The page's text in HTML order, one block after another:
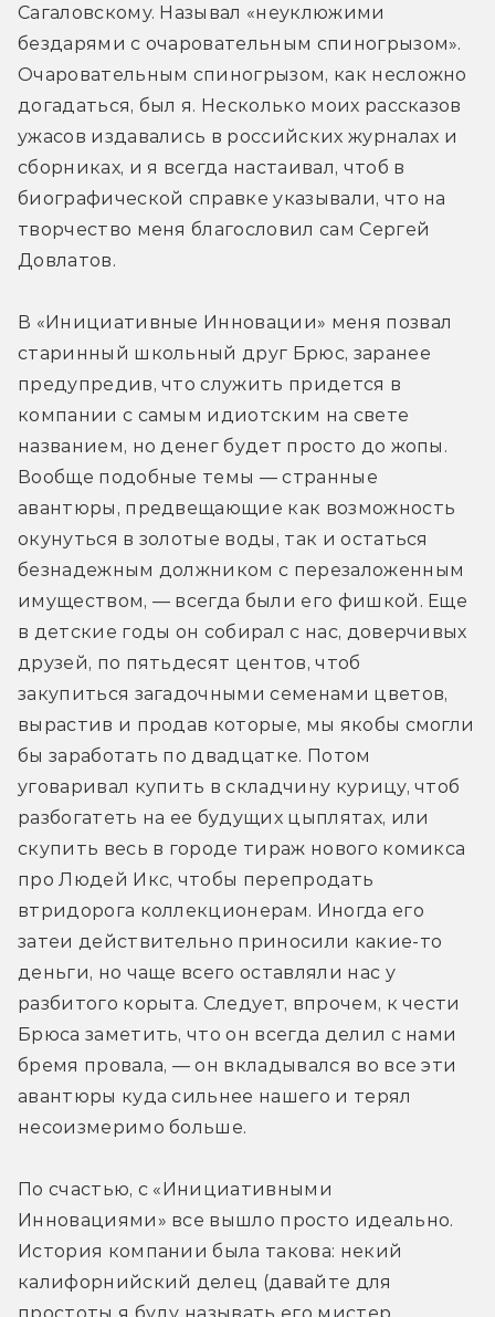
Сагаловскому. Называл «неуклюжими
бездарями с очаровательным спиногрызом».
Очаровательным спиногрызом, как несложно
догадаться, был я. Несколько моих рассказов
ужасов издавались в российских журналах и
сборниках, и я всегда настаивал, чтоб в
биографической справке указывали, что на
творчество меня благословил сам Сергей
Довлатов.
В «Инициативные Инновации» меня позвал
старинный школьный друг Брюс, заранее
предупредив, что служить придется в
компании с самым идиотским на свете
названием, но денег будет просто до жопы.
Вообще подобные темы — странные
авантюры, предвещающие как возможность
окунуться в золотые воды, так и остаться
безнадежным должником с перезаложенным
имуществом, — всегда были его фишкой. Еще
в детские годы он собирал с нас, доверчивых
друзей, по пятьдесят центов, чтоб
закупиться загадочными семенами цветов,
вырастив и продав которые, мы якобы смогли
бы заработать по двадцатке. Потом
уговаривал купить в складчину курицу, чтоб
разбогатеть на ее будущих цыплятах, или
скупить весь в городе тираж нового комикса
про Людей Икс, чтобы перепродать
втридорога коллекционерам. Иногда его
затеи действительно приносили какие-то
деньги, но чаще всего оставляли нас у
разбитого корыта. Следует, впрочем, к чести
Брюса заметить, что он всегда делил с нами
бремя провала, — он вкладывался во все эти
авантюры куда сильнее нашего и терял
несоизмеримо больше.
По счастью, с «Инициативными
Инновациями» все вышло просто идеально.
История компании была такова: некий
калифорнийский делец (давайте для
простоты я буду называть его мистер